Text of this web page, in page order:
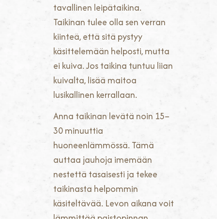
tavallinen leipätaikina.
Taikinan tulee olla sen verran
kiinteä, että sitä pystyy
käsittelemään helposti, mutta
ei kuiva. Jos taikina tuntuu liian
kuivalta, lisää maitoa
lusikallinen kerrallaan.
Anna taikinan levätä noin 15–
30 minuuttia
huoneenlämmössä. Tämä
auttaa jauhoja imemään
nestettä tasaisesti ja tekee
taikinasta helpommin
käsiteltävää. Levon aikana voit